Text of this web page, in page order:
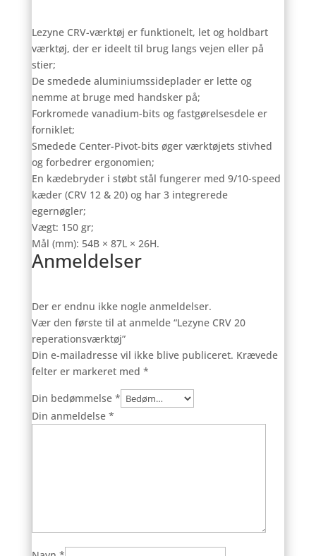
Lezyne CRV-værktøj er funktionelt, let og holdbart
værktøj, der er ideelt til brug langs vejen eller på
stier;
De smedede aluminiumssideplader er lette og
nemme at bruge med handsker på;
Forkromede vanadium-bits og fastgørelsesdele er
forniklet;
Smedede Center-Pivot-bits øger værktøjets stivhed
og forbedrer ergonomien;
En kædebryder i støbt stål fungerer med 9/10-speed
kæder (CRV 12 & 20) og har 3 integrerede
egernøgler;
Vægt: 150 gr;
Mål (mm): 54B × 87L × 26H.
Anmeldelser
Der er endnu ikke nogle anmeldelser.
Vær den første til at anmelde “Lezyne CRV 20
reperationsværktøj”
Din e-mailadresse vil ikke blive publiceret. Krævede
felter er markeret med *
Din bedømmelse *
Din anmeldelse *